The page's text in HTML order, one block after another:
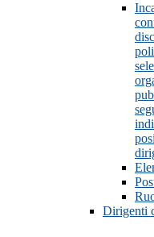
Dirigenti